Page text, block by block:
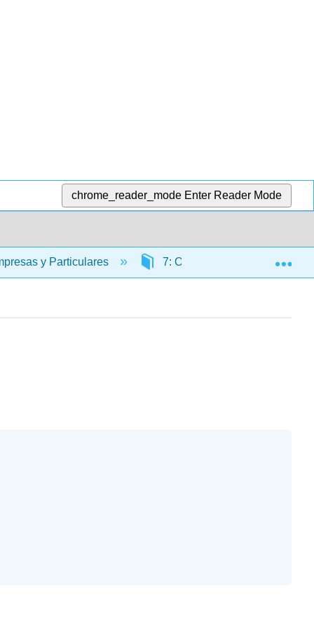
chrome_reader_mode Enter Reader Mode
y Particulares 7: Operaciones de Seguros